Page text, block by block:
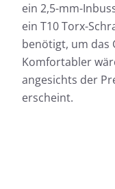
ein 2,5-mm-
ein T10 Torx-
benötigt, um das
Komfortabler
angesichts der
erscheint.